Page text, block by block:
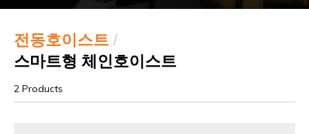
홍보센터
KOR ENG
전동호이스트 /
스마트형 체인호이스트
2 Products